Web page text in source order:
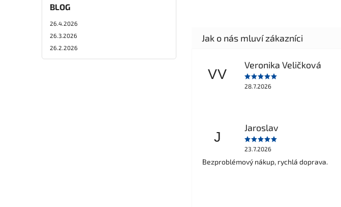
BLOG
26.4.2026
26.3.2026
26.2.2026
VV
Veronika Veličková
28.7.2026
J
Jaroslav
23.7.2026
Bezproblémový nákup, rychlá doprava.